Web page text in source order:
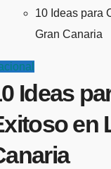
10 Ideas para
Gran Canaria
Ideas
en